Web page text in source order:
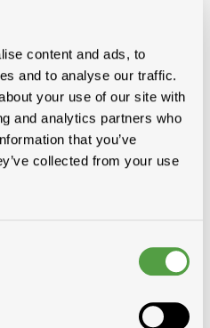
content and ads, to
and to analyse our traffic.
your use of our site with
and analytics partners who
that you’ve
collected from your use
AlgimousBlackvernis
Imperbel liquiden en lijmen
daklijmenSoprema liquiden en
Multivent
Nicoll